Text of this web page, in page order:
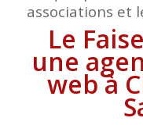
associations et
Le
une
web à